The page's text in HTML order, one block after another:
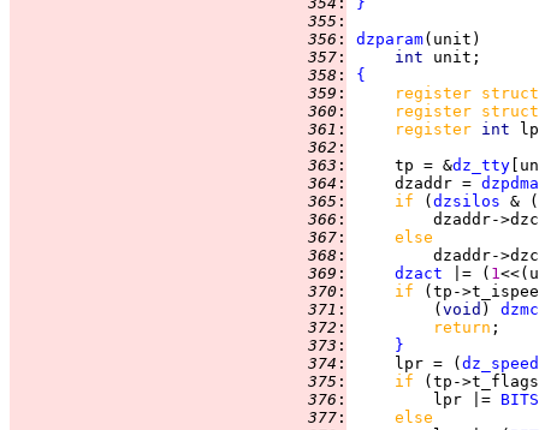
355 :
356 : dzparam
357 : int
358 :
{
359 :
register
360 :
register
361 : register int
362 :
363 :
     tp = &
dz_tty
364 :
     dzaddr =
dzpdma
365 : if ( dzsilos & (
366 :
dzaddr-
367 :
else
368 :
dzaddr-
369 : dzact |= ( 1
370 : if
(tp-
371 :
         (
void )
372 : return
373 :
}
374 :
     lpr = (
375 : if
(tp-
376 :
         lpr |=
377 :
else